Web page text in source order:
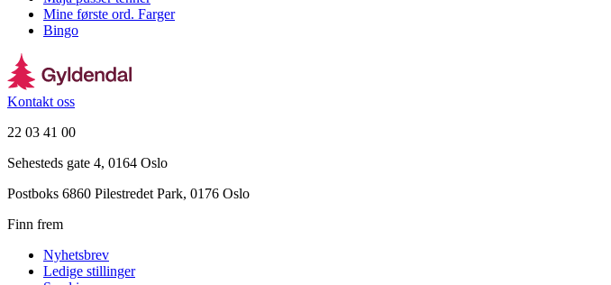
Mine første ord. Farger
Bingo
Kontakt oss
22 03 41 00
Sehesteds gate 4, 0164 Oslo
Postboks 6860 Pilestredet Park, 0176 Oslo
Finn frem
Nyhetsbrev
Ledige stillinger